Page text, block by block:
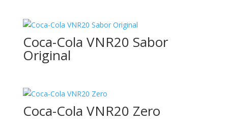
30x30
33cl
35cl
Coca-Cola VNR20 Sabor
Original
Coca-Cola VNR20 Zero